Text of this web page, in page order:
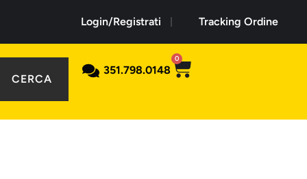
Login/Registrati Tracking Ordine
CERCA
351.798.0148
0